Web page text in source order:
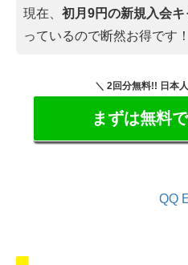
現在、 初月9円の新規入会
っているので断然お得です！
＼ 2回分無料!! 日本
まずは無料
QQ